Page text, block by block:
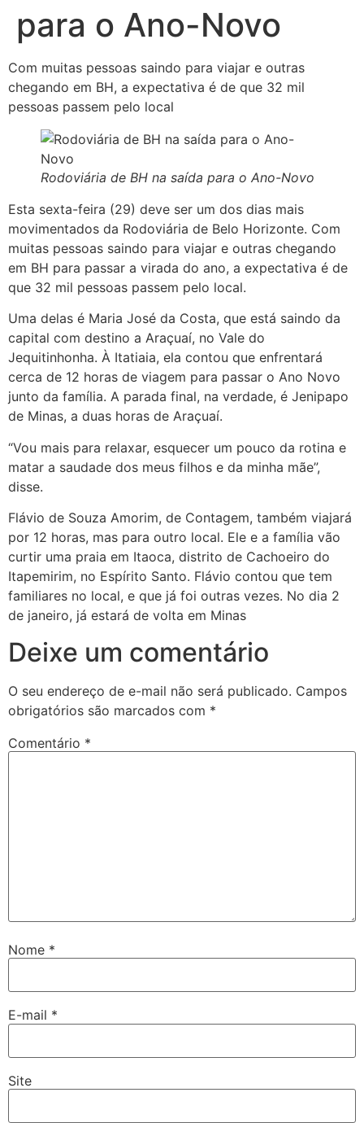
para o Ano-Novo
Com muitas pessoas saindo para viajar e outras
chegando em BH, a expectativa é de que 32 mil
pessoas passem pelo local
Rodoviária de BH na saída para o Ano-Novo
Esta sexta-feira (29) deve ser um dos dias mais
movimentados da Rodoviária de Belo Horizonte. Com
muitas pessoas saindo para viajar e outras chegando
em BH para passar a virada do ano, a expectativa é de
que 32 mil pessoas passem pelo local.
Uma delas é Maria José da Costa, que está saindo da
capital com destino a Araçuaí, no Vale do
Jequitinhonha. À Itatiaia, ela contou que enfrentará
cerca de 12 horas de viagem para passar o Ano Novo
junto da família. A parada final, na verdade, é Jenipapo
de Minas, a duas horas de Araçuaí.
“Vou mais para relaxar, esquecer um pouco da rotina e
matar a saudade dos meus filhos e da minha mãe”,
disse.
Flávio de Souza Amorim, de Contagem, também viajará
por 12 horas, mas para outro local. Ele e a família vão
curtir uma praia em Itaoca, distrito de Cachoeiro do
Itapemirim, no Espírito Santo. Flávio contou que tem
familiares no local, e que já foi outras vezes. No dia 2
de janeiro, já estará de volta em Minas
Deixe um comentário
O seu endereço de e-mail não será publicado. Campos
obrigatórios são marcados com *
Comentário *
Nome *
E-mail *
Site